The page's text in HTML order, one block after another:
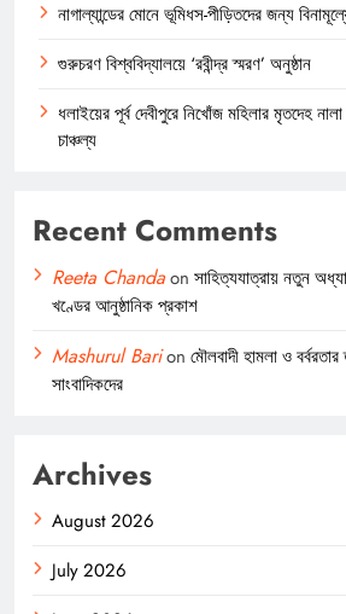
নাগাল্যান্ডের মোনে ভূমিধস-পীড়িতদের জন্য
গুরুচরণ বিশ্ববিদ্যালয়ে ‘রবীন্দ্র স্মরণ’ অনুষ্ঠান
ধলাইয়ের পূর্ব দেবীপুরে নিখোঁজ মহিলার মৃতদেহ
চাঞ্চল্য
Recent Comments
Reeta Chandaon সাহিত্যযাত্রায় নতুন
খণ্ডের আনুষ্ঠানিক প্রকাশ
Mashurul Barion মৌলবাদী হামলা ও
সাংবাদিকদের
Archives
August 2026
July 2026